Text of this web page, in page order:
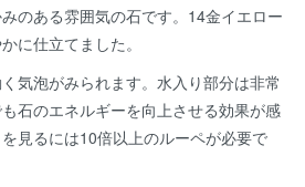
のある雰囲気の石です。14金イエロー
に仕立てました。
気泡がみられます。水入り部分は非常
石のエネルギーを向上させる効果が感
見るには10倍以上のルーペが必要で